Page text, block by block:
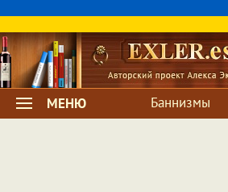
МЕНЮ Баннизмы